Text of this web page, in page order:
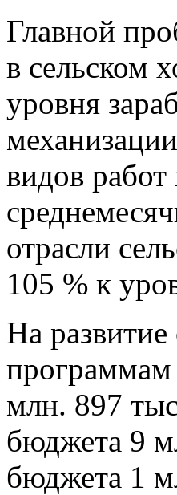
Главной
в сельском
уровня
видов
отрасли
105 % к
На
млн. 897
бюджета 9
бюджета 1